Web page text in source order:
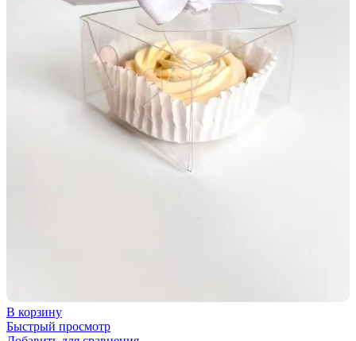
В корзину
Быстрый просмотр